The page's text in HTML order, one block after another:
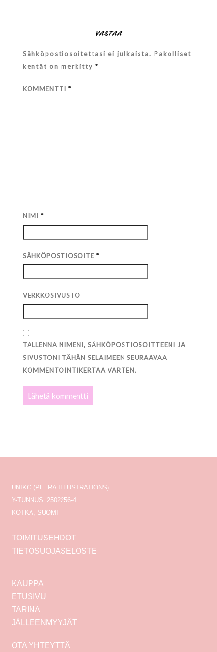
VASTAA
Sähköpostiosoitettasi ei julkaista. Pakolliset
kentät on merkitty*
KOMMENTTI*
NIMI*
SÄHKÖPOSTIOSOITE*
VERKKOSIVUSTO
TALLENNA NIMENI, SÄHKÖPOSTIOSOITTEENI JA
SIVUSTONI TÄHÄN SELAIMEEN SEURAAVAA
KOMMENTOINTIKERTAA VARTEN.
UNIKO (PETRA ILLUSTRATIONS)
Y-TUNNUS: 2502256-4
KOTKA, SUOMI
TOIMITUSEHDOT
TIETOSUOJASELOSTE
KAUPPA
ETUSIVU
TARINA
JÄLLEENMYYJÄT
OTA YHTEYTTÄ